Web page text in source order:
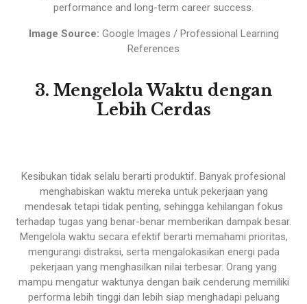
performance and long-term career success.
Image Source: Google Images / Professional Learning
References
3. Mengelola Waktu dengan
Lebih Cerdas
Kesibukan tidak selalu berarti produktif. Banyak profesional
menghabiskan waktu mereka untuk pekerjaan yang
mendesak tetapi tidak penting, sehingga kehilangan fokus
terhadap tugas yang benar-benar memberikan dampak besar.
Mengelola waktu secara efektif berarti memahami prioritas,
mengurangi distraksi, serta mengalokasikan energi pada
pekerjaan yang menghasilkan nilai terbesar. Orang yang
mampu mengatur waktunya dengan baik cenderung memiliki
performa lebih tinggi dan lebih siap menghadapi peluang